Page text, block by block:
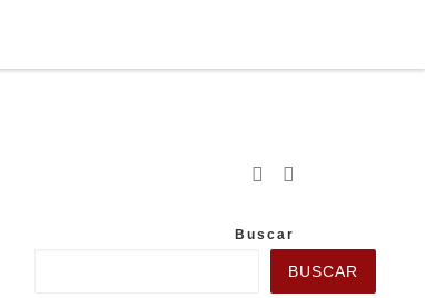
Buscar
BUSCAR